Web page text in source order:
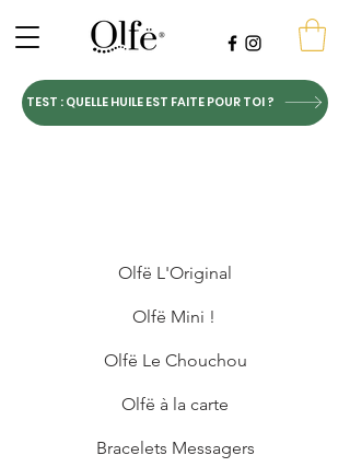
TEST : QUELLE HUILE EST FAITE POUR TOI ?
Olfë L'Original
Olfë Mini !
Olfë Le Chouchou
Olfë à la carte
Bracelets Messagers